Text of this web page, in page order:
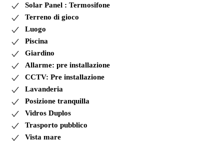
Solar Panel : Termosifone
Terreno di gioco
Luogo
Piscina
Giardino
Allarme: pre installazione
CCTV: Pre installazione
Lavanderia
Posizione tranquilla
Vidros Duplos
Trasporto pubblico
Vista mare